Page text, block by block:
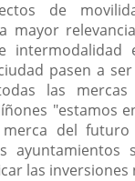
de
mayor
intermodalidad
pasen a
las
"estamos
del
ayuntamientos
las inversiones